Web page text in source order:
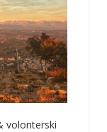
volonterski